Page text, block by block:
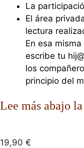
La
El área
lectura
En esa
escribe tu
los
principio del
Lee más abajo
19,90 €